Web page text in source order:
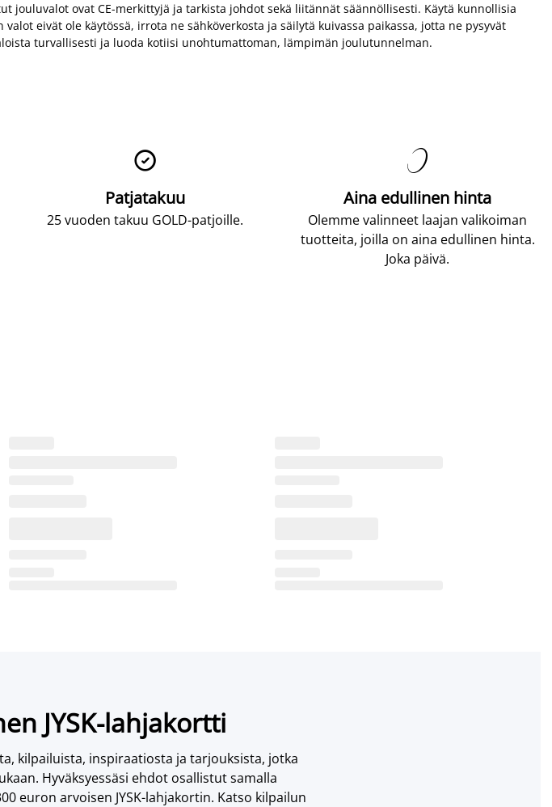
jouluvalot ovat CE-merkittyjä ja tarkista johdot sekä liitännät säännöllisesti. Käytä kunnollisia
eivät ole käytössä, irrota ne sähköverkosta ja säilytä kuivassa paikassa, jotta ne pysyvät
turvallisesti ja luoda kotiisi unohtumattoman, lämpimän joulutunnelman.

Patjatakuu
25 vuoden takuu GOLD-patjoille.

Aina edullinen hinta
Olemme valinneet laajan valikoiman
tuotteita, joilla on aina edullinen hinta.
Joka päivä.
JYSK-lahjakortti
kilpailuista, inspiraatiosta ja tarjouksista, jotka
Hyväksyessäsi ehdot osallistut samalla
euron arvoisen JYSK-lahjakortin. Katso kilpailun